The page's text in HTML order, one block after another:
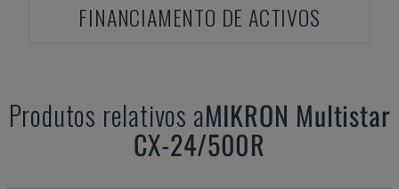
FINANCIAMENTO DE ACTIVOS
Produtos relativos aMIKRON Multistar
CX-24/500R